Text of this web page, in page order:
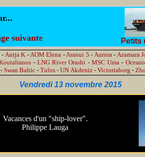
Petits
suivante
- Antja K -AOM Elena -Aranui 5 - Aurora- Azamara
- LNG River Orashi - MSC Uma -
- Swan Baltic - Tulos - UN Akdeniz - Victoriaborg -
Vendredi 13 novembre 2015
Vacances d'un "ship-lover".
Philippe Lauga